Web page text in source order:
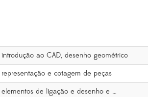
ao CAD, desenho geométrico
e cotagem de peças
de ligação e desenho e …